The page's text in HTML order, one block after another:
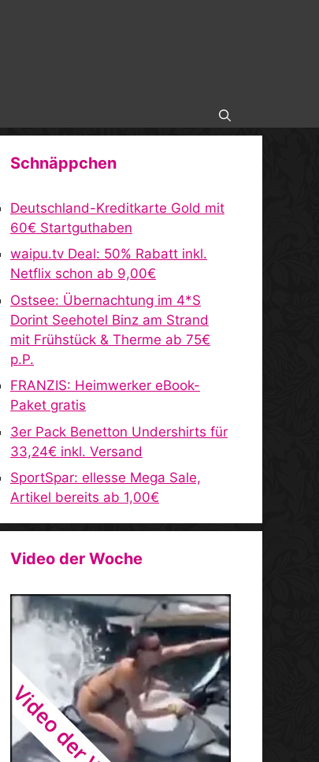
Schnäppchen
Deutschland-Kreditkarte Gold mit
60€ Startguthaben
waipu.tv Deal: 50% Rabatt inkl.
Netflix schon ab 9,00€
Ostsee: Übernachtung im 4*S
Dorint Seehotel Binz am Strand
mit Frühstück & Therme ab 75€
p.P.
FRANZIS: Heimwerker eBook-
Paket gratis
3er Pack Benetton Undershirts für
33,24€ inkl. Versand
SportSpar: ellesse Mega Sale,
Artikel bereits ab 1,00€
Video der Woche